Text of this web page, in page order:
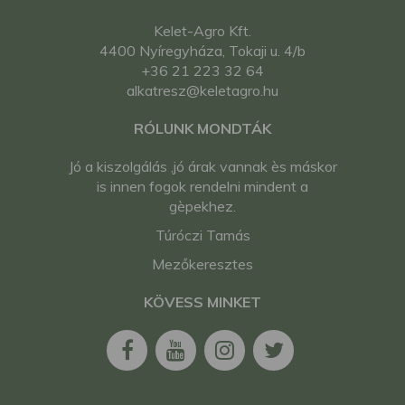
Kelet-Agro Kft.
4400 Nyíregyháza, Tokaji u. 4/b
+36 21 223 32 64
alkatresz@keletagro.hu
RÓLUNK MONDTÁK
Jó a kiszolgálás ,jó árak vannak ès máskor
is innen fogok rendelni mindent a
gèpekhez.
Túróczi Tamás
Mezőkeresztes
KÖVESS MINKET